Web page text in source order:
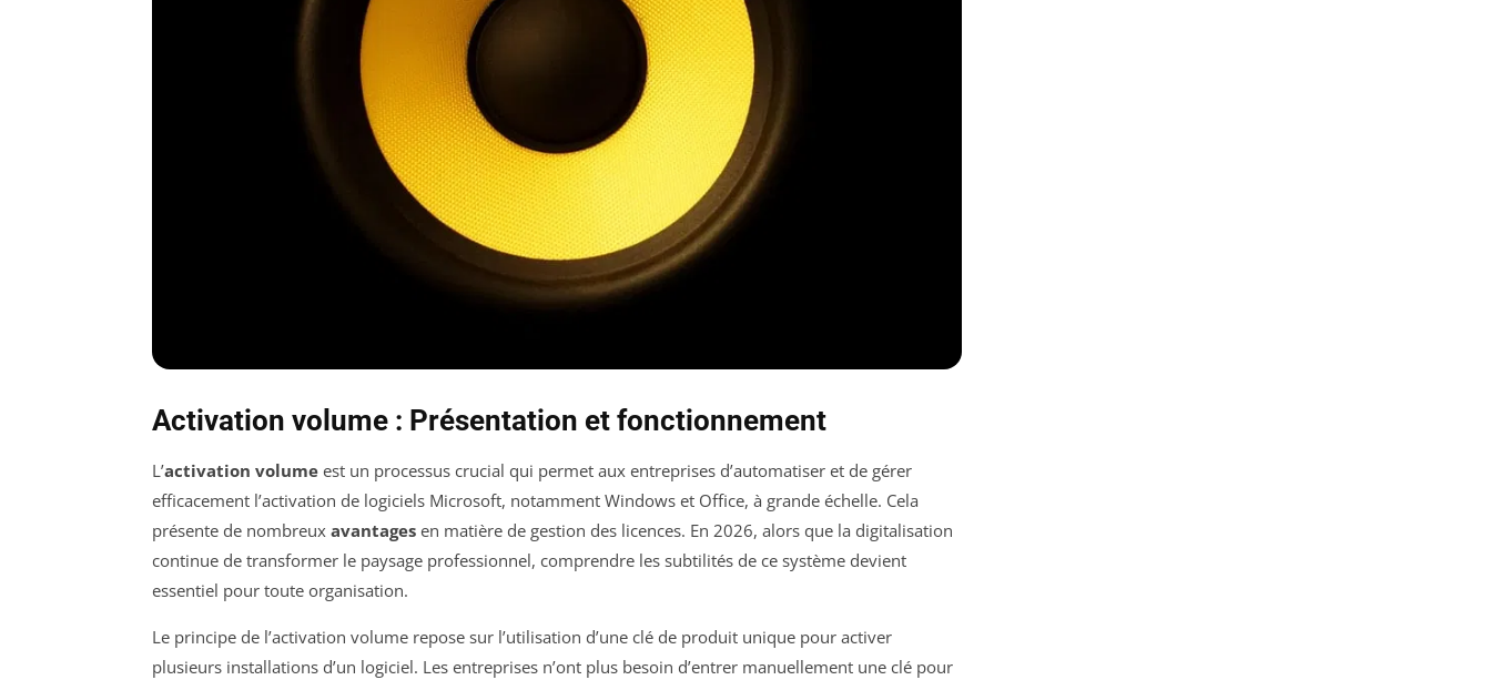
Activation volume : Présentation et fonctionnement
L’activation volume est un processus crucial qui permet aux entreprises d’automatiser et de gérer
efficacement l’activation de logiciels Microsoft, notamment Windows et Office, à grande échelle. Cela
présente de nombreux avantages en matière de gestion des licences. En 2026, alors que la digitalisation
continue de transformer le paysage professionnel, comprendre les subtilités de ce système devient
essentiel pour toute organisation.
Le principe de l’activation volume repose sur l’utilisation d’une clé de produit unique pour activer
plusieurs installations d’un logiciel. Les entreprises n’ont plus besoin d’entrer manuellement une clé pour